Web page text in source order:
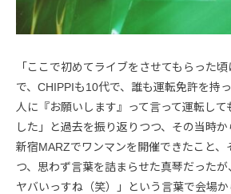
「ここで初めてライブをさせてもらった
で、CHIPPIも10代で、誰も運転免許を持
人に『お願いします』って言って運転して
した」と過去を振り返りつつ、その当時
新宿MARZでワンマンを開催できたこと、
つ、思わず言葉を詰まらせた真琴だった
ヤバいっすね（笑）」という言葉で会場か